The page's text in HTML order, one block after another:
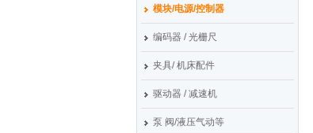
模块/电源/控制器
编码器 / 光栅尺
夹具/ 机床配件
驱动器 / 减速机
泵 阀/液压气动等